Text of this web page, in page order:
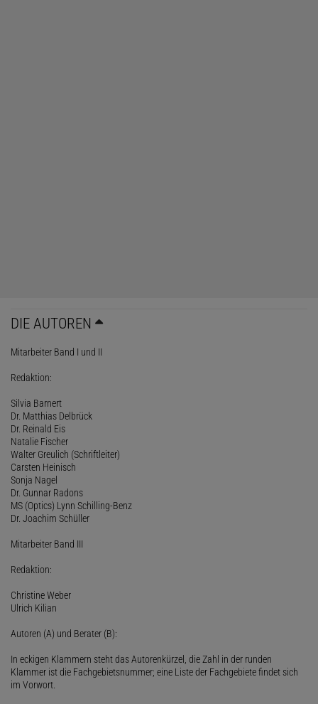
DIE AUTOREN
Mitarbeiter Band I und II
Redaktion:
Silvia Barnert
Dr. Matthias Delbrück
Dr. Reinald Eis
Natalie Fischer
Walter Greulich (Schriftleiter)
Carsten Heinisch
Sonja Nagel
Dr. Gunnar Radons
MS (Optics) Lynn Schilling-Benz
Dr. Joachim Schüller
Mitarbeiter Band III
Redaktion:
Christine Weber
Ulrich Kilian
Autoren (A) und Berater (B):
In eckigen Klammern steht das Autorenkürzel, die Zahl in der runden
Klammer ist die Fachgebietsnummer; eine Liste der Fachgebiete findet sich
im Vorwort.